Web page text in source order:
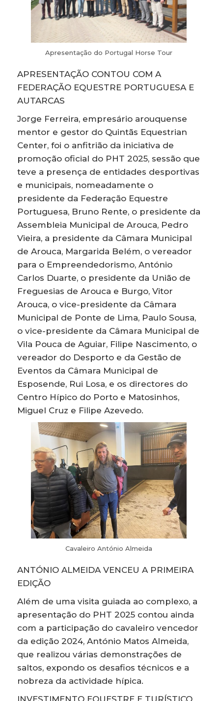
Apresentação do Portugal Horse Tour
APRESENTAÇÃO CONTOU COM A
FEDERAÇÃO EQUESTRE PORTUGUESA E
AUTARCAS
Jorge Ferreira, empresário arouquense
mentor e gestor do Quintãs Equestrian
Center, foi o anfitrião da iniciativa de
promoção oficial do PHT 2025, sessão que
teve a presença de entidades desportivas
e municipais, nomeadamente o
presidente da Federação Equestre
Portuguesa, Bruno Rente, o presidente da
Assembleia Municipal de Arouca, Pedro
Vieira, a presidente da Câmara Municipal
de Arouca, Margarida Belém, o vereador
para o Empreendedorismo, António
Carlos Duarte, o presidente da União de
Freguesias de Arouca e Burgo, Vitor
Arouca, o vice-presidente da Câmara
Municipal de Ponte de Lima, Paulo Sousa,
o vice-presidente da Câmara Municipal de
Vila Pouca de Aguiar, Filipe Nascimento, o
vereador do Desporto e da Gestão de
Eventos da Câmara Municipal de
Esposende, Rui Losa, e os directores do
Centro Hípico do Porto e Matosinhos,
Miguel Cruz e Filipe Azevedo.
Cavaleiro António Almeida
ANTÓNIO ALMEIDA VENCEU A PRIMEIRA
EDIÇÃO
Além de uma visita guiada ao complexo, a
apresentação do PHT 2025 contou ainda
com a participação do cavaleiro vencedor
da edição 2024, António Matos Almeida,
que realizou várias demonstrações de
saltos, expondo os desafios técnicos e a
nobreza da actividade hípica.
INVESTIMENTO EQUESTRE E TURÍSTICO